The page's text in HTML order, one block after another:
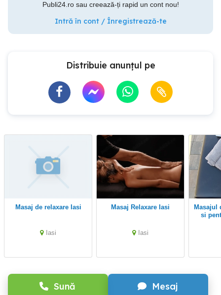
Publi24.ro sau creează-ți rapid un cont nou!
Intră în cont / Înregistrează-te
Sună Mesaj
Distribuie anunțul pe
Masaj de relaxare Iasi
Iasi
Masaj Relaxare Iasi
Iasi
Masajul de care ai nevoie
si